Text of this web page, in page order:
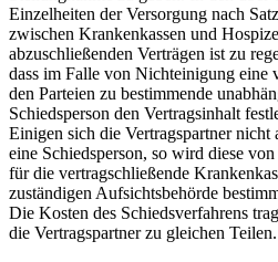
Einzelheiten der Versorgung nach
zwischen Krankenkassen und
abzuschließenden Verträgen ist zu
dass im Falle von Nichteinigung eine
den Parteien zu bestimmende
Schiedsperson den Vertragsinhalt
Einigen sich die Vertragspartner nicht
eine Schiedsperson, so wird diese von
für die vertragschließende
zuständigen Aufsichtsbehörde
Die Kosten des Schiedsverfahrens
die Vertragspartner zu gleichen Teilen.